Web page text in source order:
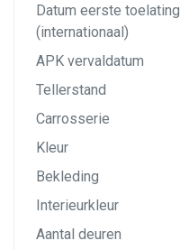
Datum eerste toelating
(internationaal)
APK vervaldatum
Tellerstand
Carrosserie
Kleur
Bekleding
Interieurkleur
Aantal deuren